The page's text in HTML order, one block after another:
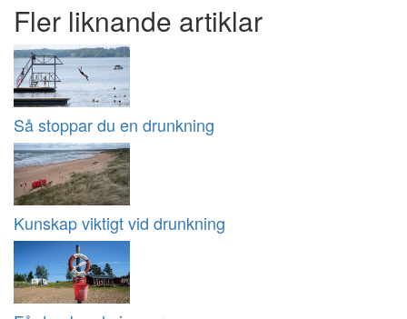
Fler liknande artiklar
Så stoppar du en drunkning
Kunskap viktigt vid drunkning